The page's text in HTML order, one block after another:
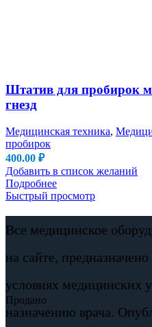
Продано
Штатив для пробирок
гнезд
Медицинская техника,
пробирок
400.00 ₽
Добавить в список желаний
Подробнее
Быстрый просмотр
Все медицинское
на сайте,
условиях медицинских
назначению врача.